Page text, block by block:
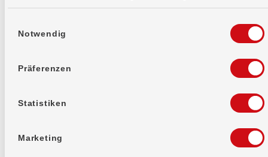
Notwendig
Präferenzen
Statistiken
Marketing
Kontaktformular